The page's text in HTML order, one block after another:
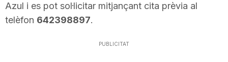
Azul i es pot sol·licitar mitjançant cita prèvia al
telèfon 642398897.
PUBLICITAT